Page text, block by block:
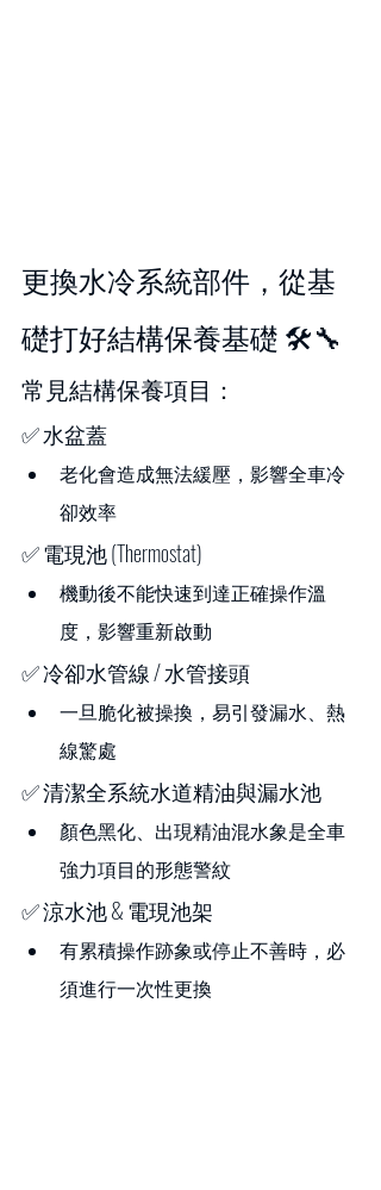
更換水冷系統部件，從基
礎打好結構保養基礎 🛠️🔧
常見結構保養項目：
✅ 水盆蓋
老化會造成無法緩壓，影響全車冷
卻效率
✅ 電現池 (Thermostat)
機動後不能快速到達正確操作溫
度，影響重新啟動
✅ 冷卻水管線 / 水管接頭
一旦脆化被操換，易引發漏水、熱
線驚處
✅ 清潔全系統水道精油與漏水池
顏色黑化、出現精油混水象是全車
強力項目的形態警紋
✅ 涼水池 & 電現池架
有累積操作跡象或停止不善時，必
須進行一次性更換